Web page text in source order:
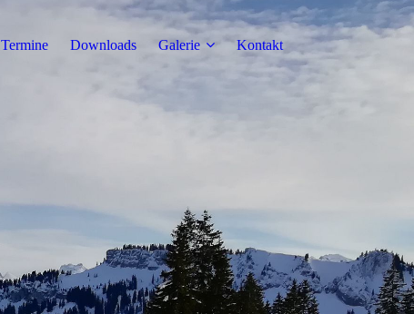
Termine Downloads Galerie Kontakt